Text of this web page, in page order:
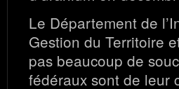
Le Département de
Gestion du Territoire
pas beaucoup de
fédéraux sont de leur